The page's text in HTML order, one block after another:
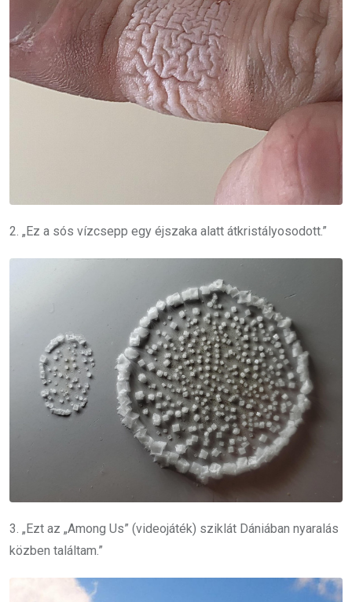
2. „Ez a sós vízcsepp egy éjszaka alatt átkristályosodott.”
3. „Ezt az „Among Us” (videojáték) sziklát Dániában nyaralás
közben találtam.”